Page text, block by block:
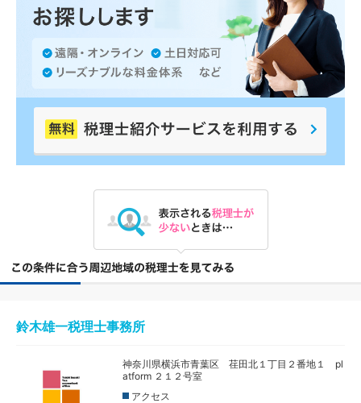
鈴木雄一税理士事務所
神奈川県横浜市青葉区 荏田北１丁目２番地１ pl
atform ２１２号室
アクセス